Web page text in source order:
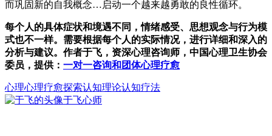
而巩固新的自我概念…启动一个越来越勇敢的良性循环。
每个人的具体症状和境遇不同，情绪感受、思想观念与行为模
式也不一样。需要根据每个人的实际情况，进行详细和深入的
分析与建议。作者于飞，资深心理咨询师，中国心理卫生协会
委员，提供： 一对一咨询和团体心理疗愈
心理心理疗愈探索认知理论认知疗法
于飞心师